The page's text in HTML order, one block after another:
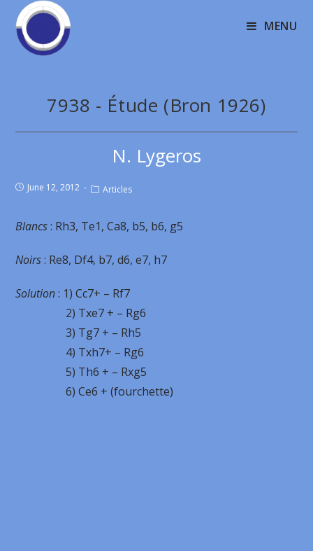
MENU
7938 - Étude (Bron 1926)
N. Lygeros
June 12, 2012 Articles
Blancs: Rh3, Te1, Ca8, b5, b6, g5
Noirs: Re8, Df4, b7, d6, e7, h7
Solution: 1) Cc7+ – Rf7
2) Txe7 + – Rg6
3) Tg7 + – Rh5
4) Txh7+ – Rg6
5) Th6 + – Rxg5
6) Ce6 + (fourchette)